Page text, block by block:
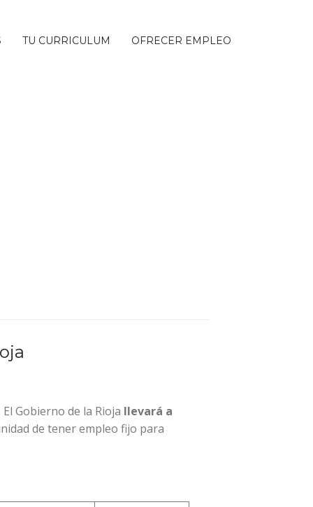
TU CURRICULUM OFRECER EMPLEO
Gobierno de la Rioja llevará a
de tener empleo fijo para